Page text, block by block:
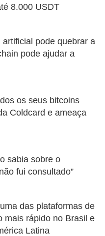
8.000 USDT
pode quebrar a
pode ajudar a
os seus bitcoins
Coldcard e ameaça
sabia sobre o
fui consultado”
das plataformas de
mais rápido no Brasil e
Latina